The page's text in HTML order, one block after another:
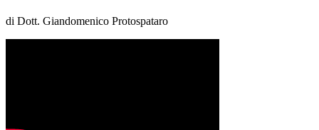
di Dott. Giandomenico Protospataro